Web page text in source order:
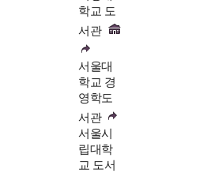
학교 도
서관
서울대
학교 경
영학도
서관
서울시
립대학
교 도서